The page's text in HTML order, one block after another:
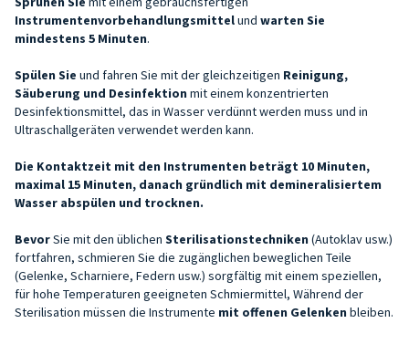
Instrumentenvorbehandlungsmittelund warten Sie
mindestens 5 Minuten.
Spülen Sie und fahren Sie mit der gleichzeitigen Reinigung,
Säuberung und Desinfektion mit einem konzentrierten
Desinfektionsmittel, das in Wasser verdünnt werden muss und in
Ultraschallgeräten verwendet werden kann.
Die Kontaktzeit mit den Instrumenten beträgt 10 Minuten,
maximal 15 Minuten, danach gründlich mit demineralisiertem
Wasser abspülen und trocknen.
BevorSie mit den üblichen Sterilisationstechniken (Autoklav usw.)
fortfahren, schmieren Sie die zugänglichen beweglichen Teile
(Gelenke, Scharniere, Federn usw.) sorgfältig mit einem speziellen,
für hohe Temperaturen geeigneten Schmiermittel, Während der
Sterilisation müssen die Instrumente mit offenen Gelenken bleiben.